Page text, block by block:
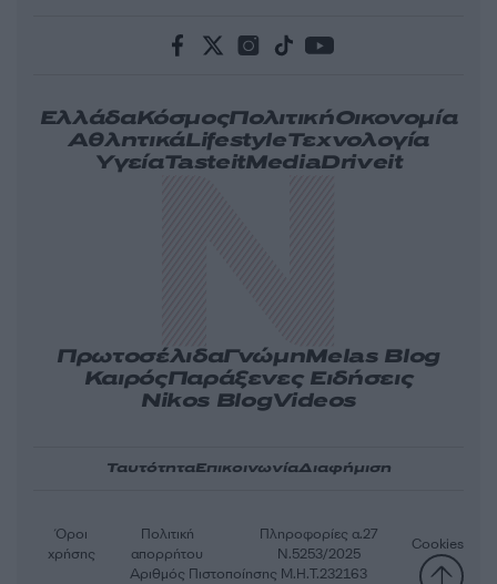
ΕλλάδαΚόσμοςΠολιτικήΟικονομία
ΑθλητικάLifestyleΤεχνολογία
ΥγείαTasteitMediaDriveit
ΠρωτοσέλιδαΓνώμηMelas Blog
ΚαιρόςΠαράξενες Ειδήσεις
Nikos BlogVideos
ΤαυτότηταΕπικοινωνίαΔιαφήμιση
Αριθμός Πιστοποίησης Μ.Η.Τ.232163
Όροι
χρήσης
Πολιτική
απορρήτου
Πληροφορίες α.27
Ν.5253/2025
Cookies